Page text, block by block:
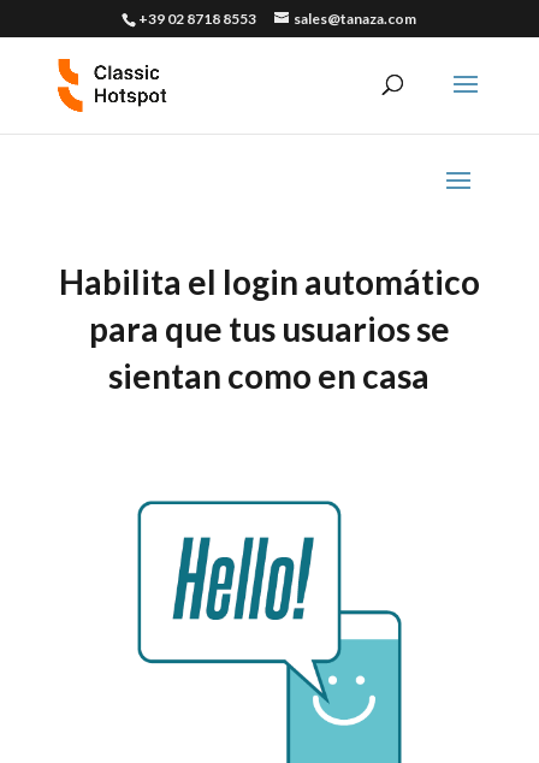
+39 02 8718 8553 sales@tanaza.com
Habilita el login automático
para que tus usuarios se
sientan como en casa